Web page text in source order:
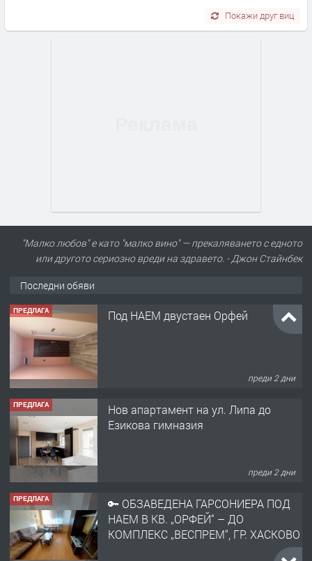
Покажи друг виц
"Малко любов" е като "малко вино" — прекаляването с едното
или другото сериозно вреди на здравето. - Джон Стайнбек
Последни обяви
ПРЕДЛАГА
Нов апартамент на ул. Липа до
преди 2 дни
ПРЕДЛАГА
🔑 ОБЗАВЕДЕНА ГАРСОНИЕРА ПОД
НАЕМ В КВ. „ОРФЕЙ“ – ДО
преди 3 дни
ПРЕДЛАГА
НАПЪЛНО ОБЗАВЕДЕН И
ОБОРУДВАН ТРИСТАЕН
АПАРТАМЕНТ В ЦЕНТЪРА НА ГР.